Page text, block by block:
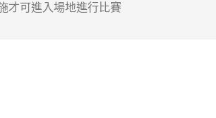
才可進入場地進行比賽